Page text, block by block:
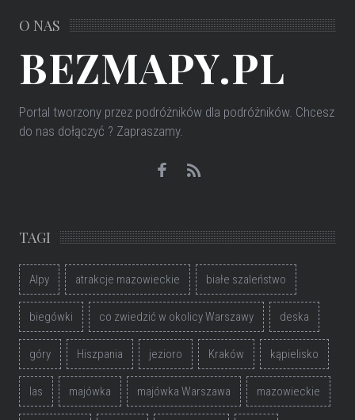
O NAS
BEZMAPY.PL
Portal tworzony przez podróżników dla podróżników. Chcesz
do nas dołączyć ? Zapraszamy.
TAGI
Alpy atrakcje mazowieckie białe szaleństwo
biegówki co zwiedzić w okolicy Warszawy deska
góry Hiszpania jezioro Kraków kąpielisko
las majówka majówka Warszawa mazowieckie